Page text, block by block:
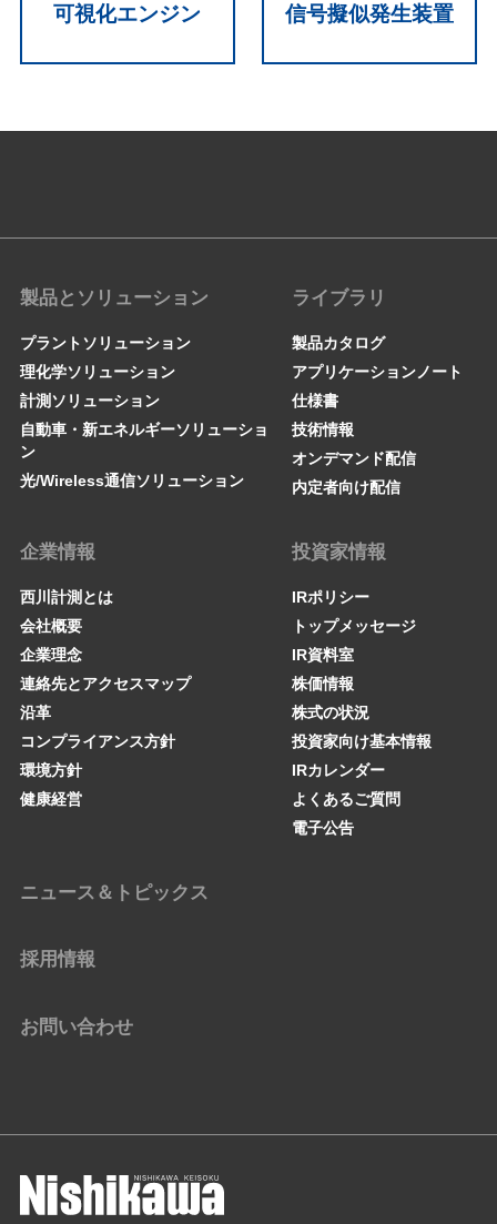
可視化エンジン
信号擬似発生装置
製品とソリューション
プラントソリューション
理化学ソリューション
計測ソリューション
自動車・新エネルギーソリューショ
ン
光/Wireless通信ソリューション
ライブラリ
製品カタログ
アプリケーションノート
仕様書
技術情報
オンデマンド配信
内定者向け配信
企業情報
西川計測とは
会社概要
企業理念
連絡先とアクセスマップ
沿革
コンプライアンス方針
環境方針
健康経営
投資家情報
IRポリシー
トップメッセージ
IR資料室
株価情報
株式の状況
投資家向け基本情報
IRカレンダー
よくあるご質問
電子公告
ニュース＆トピックス
採用情報
お問い合わせ